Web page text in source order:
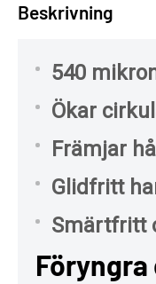
Beskrivning
540
Ökar
Främjar
Glidfritt
Smärtfritt